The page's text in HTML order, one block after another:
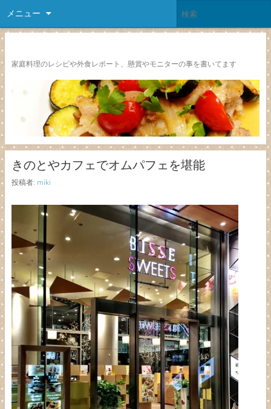
メニュー
家庭料理のレシピや外食レポート、懸賞やモニターの事を書いてます
きのとやカフェでオムパフェを堪能
投稿者: miki